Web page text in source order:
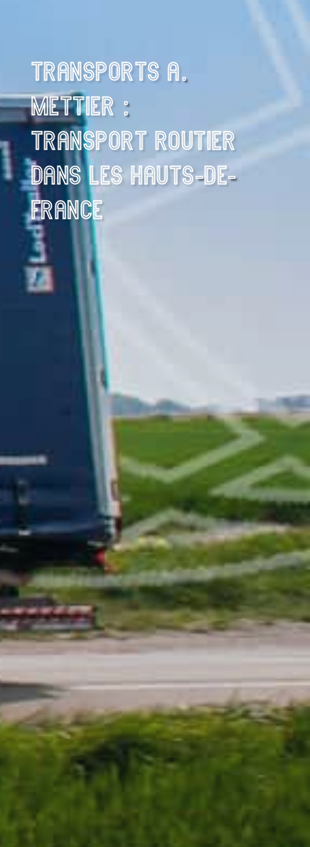
TRANSPORTS A.
METTIER :
TRANSPORT ROUTIER
DANS LES HAUTS-DE-
FRANCE